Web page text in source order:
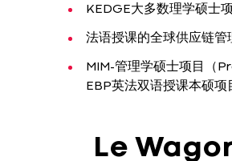
KEDGE大多数理学硕士
法语授课的全球供应链管
MIM-管理学硕士项目（
EBP英法双语授课本硕项
Le